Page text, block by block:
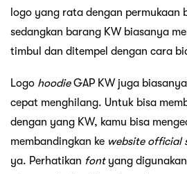
logo yang rata dengan permukaan
sedangkan barang KW biasanya
timbul dan ditempel dengan cara
Logo hoodieGAP KW juga
cepat menghilang. Untuk bisa
dengan yang KW, kamu bisa
membandingkan ke website official
ya. Perhatikan fontyang